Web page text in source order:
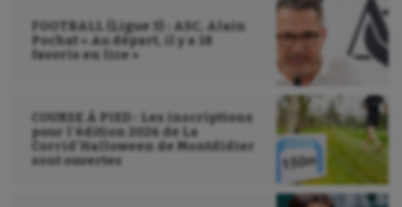
FOOTBALL (Ligue 3) : ASC, Alain
Pochat « Au départ, il y a 18
favoris en lice »
COURSE À PIED : Les inscriptions
pour l’édition 2026 de La
Corrid’Halloween de Montdidier
sont ouvertes